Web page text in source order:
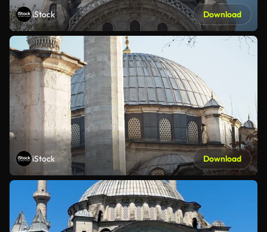
iStock Download
iStock Download